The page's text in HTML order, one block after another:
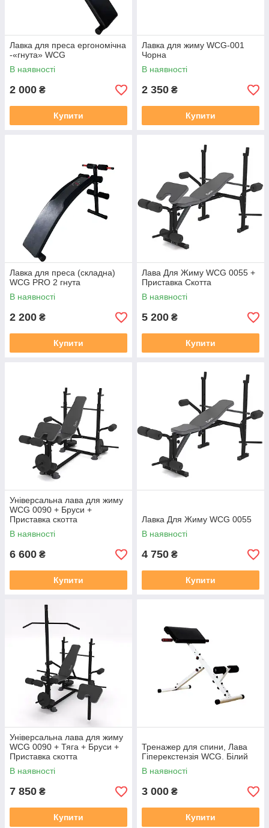
Лавка для преса ергономічна
-«гнута» WCG
В наявності
2 000 ₴
Купити
Лавка для жиму WCG-001
Чорна
В наявності
2 350 ₴
Купити
Лавка для преса (складна)
WCG PRO 2 гнута
В наявності
2 200 ₴
Купити
Лава Для Жиму WCG 0055 +
Приставка Скотта
В наявності
5 200 ₴
Купити
Універсальна лава для жиму
WCG 0090 + Бруси +
Приставка скотта
В наявності
6 600 ₴
Купити
Лавка Для Жиму WCG 0055
В наявності
4 750 ₴
Купити
Універсальна лава для жиму
WCG 0090 + Тяга + Бруси +
Приставка скотта
В наявності
7 850 ₴
Купити
Тренажер для спини, Лава
Гіперекстензія WCG. Білий
В наявності
3 000 ₴
Купити